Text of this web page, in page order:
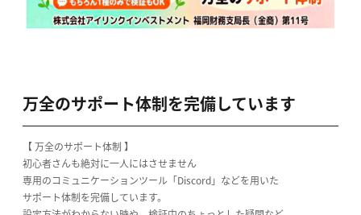
万全のサポート体制を完備しています
【 万全のサポート体制 】
初心者さんも絶対に一人にはさせません
専用のコミュニケーションツール「Discord」などを用いた
サポート体制を完備しています。